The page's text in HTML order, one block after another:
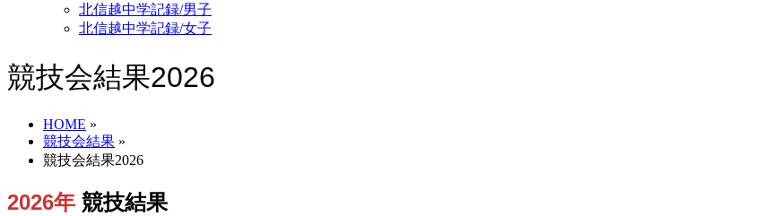
北信越中学記録/男子
北信越中学記録/女子
競技会結果2026
HOME »
競技会結果 »
競技会結果2026
2026年 競技結果